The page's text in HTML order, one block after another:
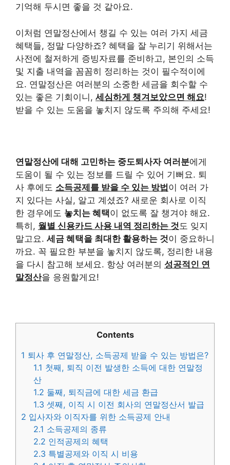
기억해 두시면 좋을 것 같아요.
이처럼 연말정산에서 챙길 수 있는 여러 가지 세금
혜택들, 정말 다양하죠? 혜택을 잘 누리기 위해서는
사전에 철저하게 증빙자료를 준비하고, 본인의 소득
및 지출 내역을 꼼꼼히 정리하는 것이 필수적이에
요. 연말정산은 여러분의 소중한 세금을 회수할 수
있는 좋은 기회이니, 세심하게 챙겨보았으면 해요!
받을 수 있는 도움을 놓치지 않도록 주의해 주세요!
연말정산에 대해 고민하는 중도퇴사자 여러분에게
도움이 될 수 있는 정보를 드릴 수 있어 기뻐요. 퇴
사 후에도 소득공제를 받을 수 있는 방법이 여러 가
지 있다는 사실, 알고 계셨죠? 새로운 회사로 이직
한 경우에도 놓치는 혜택이 없도록 잘 챙겨야 해요.
특히, 월별 신용카드 사용 내역 정리하는 것 도 잊지
말고요. 세금 혜택을 최대한 활용하는 것이 중요하니
까요. 꼭 필요한 부분을 놓치지 않도록, 정리한 내용
을 다시 참고해 보세요. 항상 여러분의 성공적인 연
말정산을 응원할게요!
Contents
1 퇴사 후 연말정산, 소득공제 받을 수 있는 방법은?
1.1 첫째, 퇴직 이전 발생한 소득에 대한 연말정
산
1.2 둘째, 퇴직금에 대한 세금 환급
1.3 셋째, 이직 시 이전 회사의 연말정산서 발급
2 입사자와 이직자를 위한 소득공제 안내
2.1 소득공제의 종류
2.2 인적공제의 혜택
2.3 특별공제와 이직 시 비용